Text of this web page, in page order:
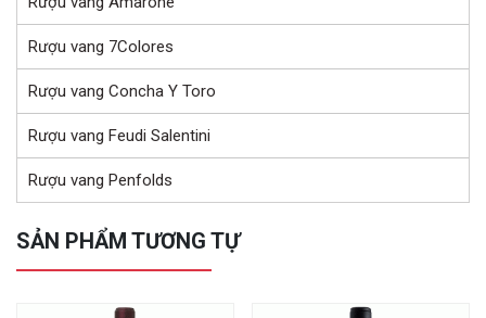
Rượu vang 7Colores
Rượu vang Concha Y Toro
Rượu vang Feudi Salentini
Rượu vang Penfolds
SẢN PHẨM TƯƠNG TỰ